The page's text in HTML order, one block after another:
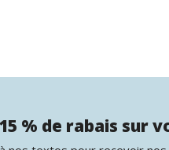
% de rabais sur